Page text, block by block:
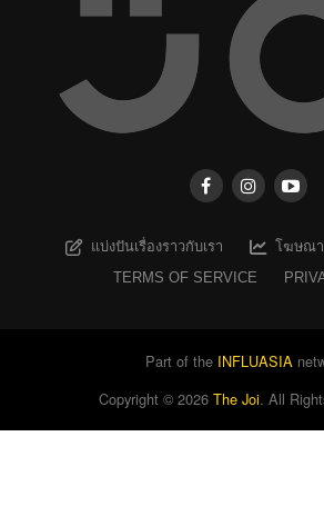
แบ่งปันเรื่องราวกับเรา โฆษณา
TERMS OF SERVICE
Part of the INFLUASIA
Copyright ©2026 The Joi. All